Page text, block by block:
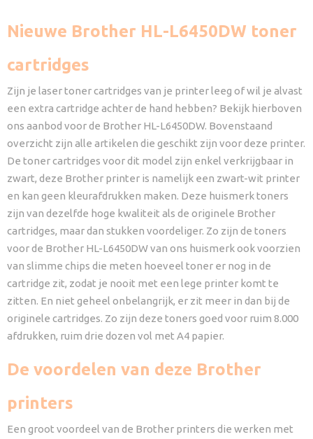
Nieuwe Brother HL-L6450DW toner
cartridges
Zijn je laser toner cartridges van je printer leeg of wil je alvast
een extra cartridge achter de hand hebben? Bekijk hierboven
ons aanbod voor de Brother HL-L6450DW. Bovenstaand
overzicht zijn alle artikelen die geschikt zijn voor deze printer.
De toner cartridges voor dit model zijn enkel verkrijgbaar in
zwart, deze Brother printer is namelijk een zwart-wit printer
en kan geen kleurafdrukken maken. Deze huismerk toners
zijn van dezelfde hoge kwaliteit als de originele Brother
cartridges, maar dan stukken voordeliger. Zo zijn de toners
voor de Brother HL-L6450DW van ons huismerk ook voorzien
van slimme chips die meten hoeveel toner er nog in de
cartridge zit, zodat je nooit met een lege printer komt te
zitten. En niet geheel onbelangrijk, er zit meer in dan bij de
originele cartridges. Zo zijn deze toners goed voor ruim 8.000
afdrukken, ruim drie dozen vol met A4 papier.
De voordelen van deze Brother
printers
Een groot voordeel van de Brother printers die werken met